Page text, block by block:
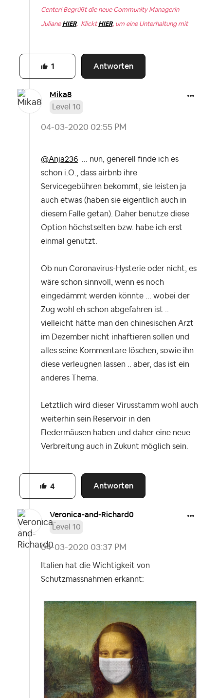
Center! Begrüßt die neue Community Managerin
Juliane HIER. KlicktHIER, um eine Unterhaltung mit
Antworten
1
Mika8
Level 10
‎04-03-2020 02:55 PM
@Anja236 ... nun, generell finde ich es
schon i.O., dass airbnb ihre
Servicegebühren bekommt, sie leisten ja
auch etwas (haben sie eigentlich auch in
diesem Falle getan). Daher benutze diese
Option höchstselten bzw. habe ich erst
einmal genutzt.
Ob nun Coronavirus-Hysterie oder nicht, es
wäre schon sinnvoll, wenn es noch
eingedämmt werden könnte ... wobei der
Zug wohl eh schon abgefahren ist ..
vielleicht hätte man den chinesischen Arzt
im Dezember nicht inhaftieren sollen und
alles seine Kommentare löschen, sowie ihn
diese verleugnen lassen .. aber, das ist ein
anderes Thema.
Letztlich wird dieser Virusstamm wohl auch
weiterhin sein Reservoir in den
Fledermäusen haben und daher eine neue
Verbreitung auch in Zukunt möglich sein.
Antworten
4
Veronica-and-Richard0
Level 10
‎04-03-2020 03:37 PM
Italien hat die Wichtigkeit von
Schutzmassnahmen erkannt: